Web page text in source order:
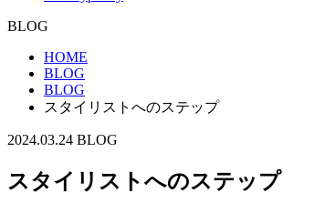
BLOG
HOME
BLOG
BLOG
スタイリストへのステップ
2024.03.24 BLOG
スタイリストへのステップ